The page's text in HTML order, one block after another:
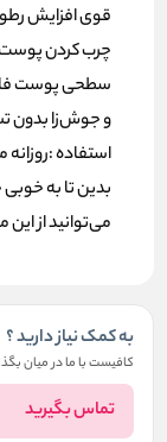
قوی افزایش
چرب کردن
سطحی پوست
و جوش‌زا بدون
استفاده
بدین تا به
می‌توانید از
به کمک نیاز دارید ؟
کافیست با ما در میان
تماس بگیرید